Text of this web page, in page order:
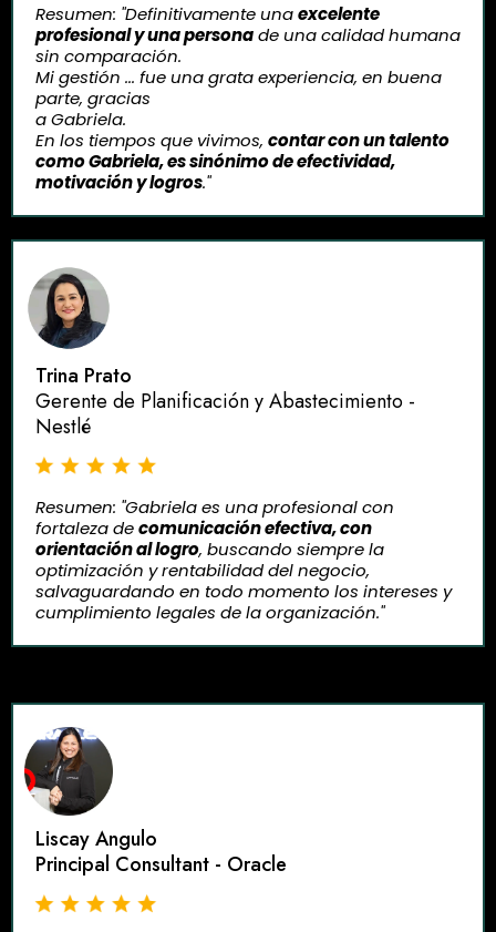
Resumen: "Definitivamente unaexcelente
profesional y una personade una calidad humana
sin comparación.
Mi gestión ... fue una grata experiencia, en buena
parte, gracias
a Gabriela.
En los tiempos que vivimos, contar con un talento
como Gabriela, es sinónimo de efectividad,
motivación y logros."
Trina Prato
Gerente de Planificación y Abastecimiento -
Nestlé
Resumen: "Gabriela es una profesional con
fortaleza decomunicación efectiva, con
orientación al logro, buscando siempre la
optimización y rentabilidad del negocio,
salvaguardando en todo momento los intereses y
cumplimiento legales de la organización."
Liscay Angulo
Principal Consultant - Oracle